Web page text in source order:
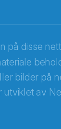
på disse
bilder på
utviklet av